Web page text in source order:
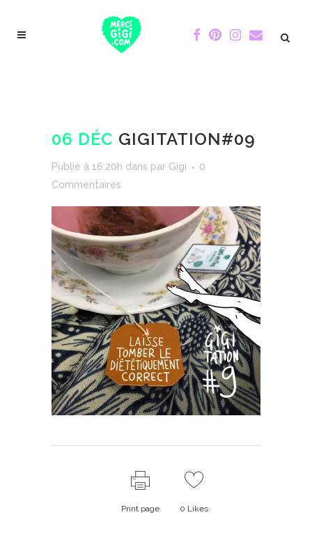
06 DÉC GIGITATION#09
Publié à 16:20h dans par Gigi
0
Commentaires
Print page 0 Likes